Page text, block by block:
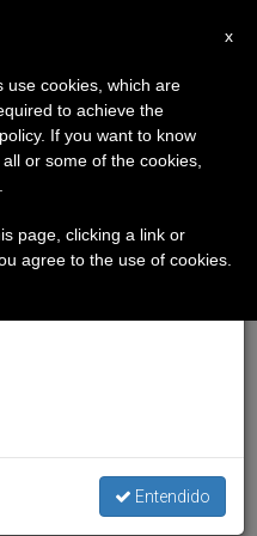
hitleriano
Arizmendi
×
haremos la pausa
el periodo de verano
y también el
Entendido
x
use cookies, which are
to achieve the
If you want to know
or some of the cookies,
page, clicking a link or
agree to the use of cookies.